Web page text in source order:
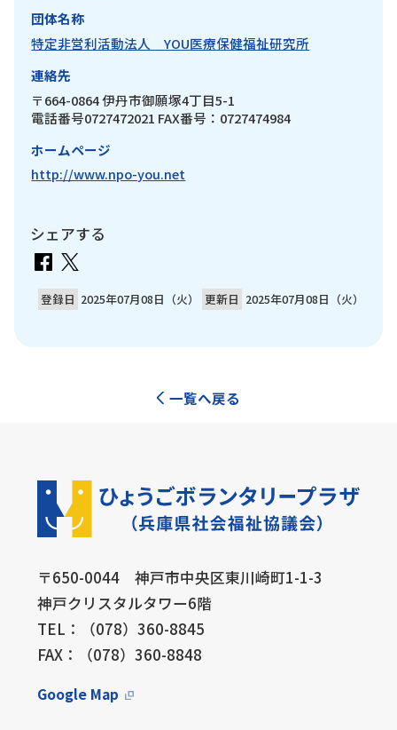
団体名称
特定非営利活動法人 YOU医療保健福祉研究所
連絡先
〒664-0864 伊丹市御願塚4丁目5-1
電話番号0727472021 FAX番号：0727474984
ホームページ
http://www.npo-you.net
シェアする
登録日 2025年07月08日（火） 更新日 2025年07月08日（火）
一覧へ戻る
〒650-0044 神戸市中央区東川崎町1-1-3
神戸クリスタルタワー6階
TEL：（078）360-8845
FAX：（078）360-8848
Google Map